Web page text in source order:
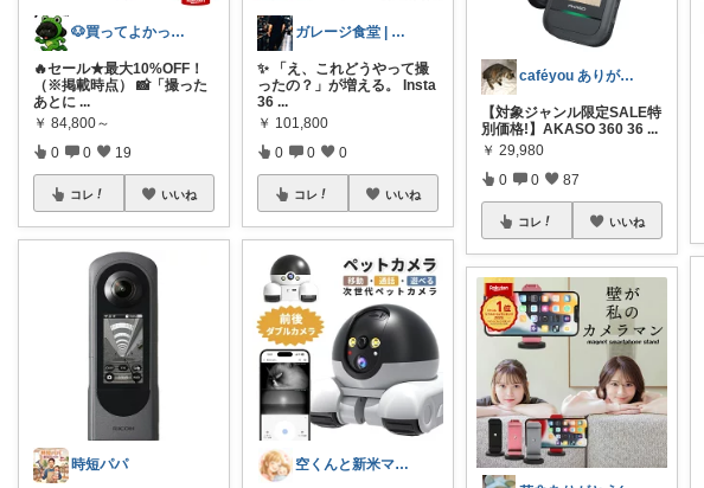
🐶買ってよかった日和 by メロ🐸
🔥セール★最大10%OFF！
（※掲載時点） 📸「撮った
あとに ...
￥ 84,800～
0 0 19
コレ いいね
時短パパ
ガレージ食堂 | 開業準備中
✨ 「え、これどうやって撮
ったの？」が増える。 Insta
36 ...
￥ 101,800
0 0 0
コレ いいね
空くんと新米ママ🌸💪
caféyou ありがとうございます😊
【対象ジャンル限定SALE特
別価格!】AKASO 360 36 ...
￥ 29,980
0 0 87
コレ いいね